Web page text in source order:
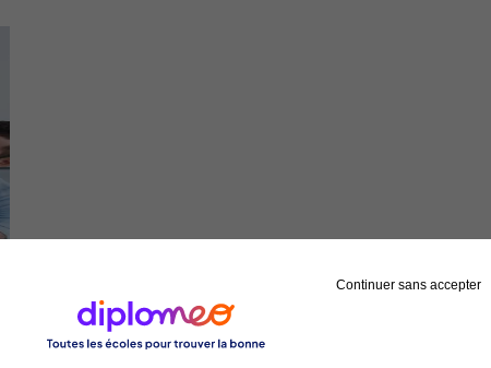
Kinésithérapeute sportif
Continuer sans accepter